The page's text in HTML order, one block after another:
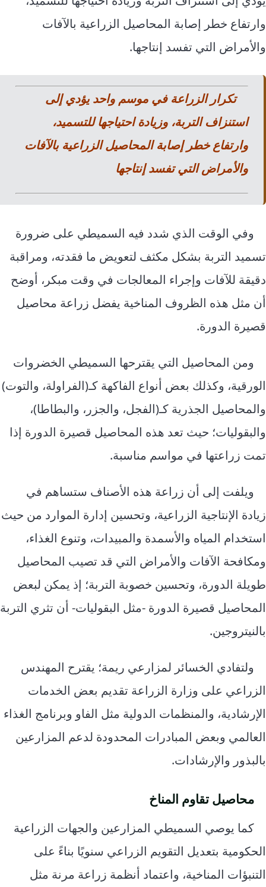
وارتفاع خطر إصابة المحاصيل الزراعية بالآفات
والأمراض التي تفسد إنتاجها.
تكرار الزراعة في موسم واحد يؤدي إلى
استنزاف التربة، وزيادة احتياجها للتسميد،
وارتفاع خطر إصابة المحاصيل الزراعية بالآفات
والأمراض التي تفسد إنتاجها
وفي الوقت الذي شدد فيه السميطي على ضرورة
تسميد التربة بشكل مكثف لتعويض ما فقدته، ومراقبة
دقيقة للآفات وإجراء المعالجات في وقت مبكر، أوضح
أن مثل هذه الظروف المناخية يفضل زراعة محاصيل
قصيرة الدورة.
ومن المحاصيل التي يقترحها السميطي الخضروات
الورقية، وكذلك بعض أنواع الفاكهة كـ(الفراولة، والتوت)
والمحاصيل الجذرية كـ(الفجل، والجزر، والبطاطا)،
والبقوليات؛ حيث تعد هذه المحاصيل قصيرة الدورة إذا
تمت زراعتها في مواسم مناسبة.
ويلفت إلى أن زراعة هذه الأصناف ستساهم في
زيادة الإنتاجية الزراعية، وتحسين إدارة الموارد من حيث
استخدام المياه والأسمدة والمبيدات، وتنوع الغذاء،
ومكافحة الآفات والأمراض التي قد تصيب المحاصيل
طويلة الدورة، وتحسين خصوبة التربة؛ إذ يمكن لبعض
المحاصيل قصيرة الدورة -مثل البقوليات- أن تثري التربة
بالنيتروجين.
ولتفادي الخسائر لمزارعي ريمة؛ يقترح المهندس
الزراعي على وزارة الزراعة تقديم بعض الخدمات
الإرشادية، والمنظمات الدولية مثل الفاو وبرنامج الغذاء
العالمي وبعض المبادرات المحدودة لدعم المزارعين
بالبذور والإرشادات.
محاصيل تقاوم المناخ
كما يوصي السميطي المزارعين والجهات الزراعية
الحكومية بتعديل التقويم الزراعي سنويًا بناءً على
التنبؤات المناخية، واعتماد أنظمة زراعة مرنة مثل